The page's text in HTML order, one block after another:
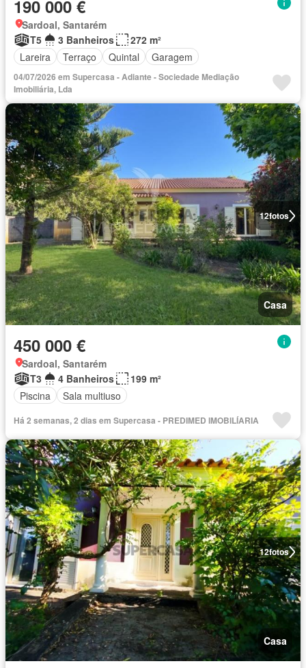
190 000 €
Sardoal, Santarém
T5
3 Banheiros
272 m²
Lareira
Terraço Quintal Garagem
04/07/2026 em Supercasa - Adiante - Sociedade Mediação
Imobiliária, Lda
12fotos
Casa
450 000 €
Sardoal, Santarém
T3
4 Banheiros
199 m²
Piscina
Sala multiuso
Há 2 semanas, 2 dias em Supercasa - PREDIMED IMOBILÍARIA
12fotos
Casa